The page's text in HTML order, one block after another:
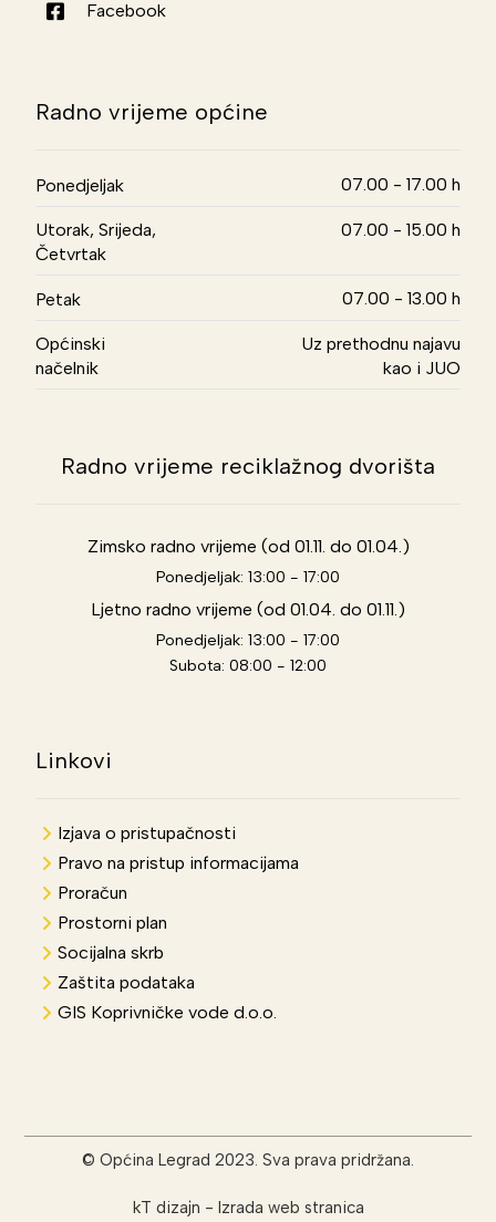
Facebook
Radno vrijeme općine
Ponedjeljak 07.00 - 17.00 h
Utorak, Srijeda,
Četvrtak
07.00 - 15.00 h
Petak 07.00 - 13.00 h
Općinski
načelnik
Uz prethodnu najavu
kao i JUO
Radno vrijeme reciklažnog dvorišta
Zimsko radno vrijeme (od 01.11. do 01.04.)
Ponedjeljak: 13:00 - 17:00
Ljetno radno vrijeme (od 01.04. do 01.11.)
Ponedjeljak: 13:00 - 17:00
Subota: 08:00 - 12:00
Linkovi
Izjava o pristupačnosti
Pravo na pristup informacijama
Proračun
Prostorni plan
Socijalna skrb
Zaštita podataka
GIS Koprivničke vode d.o.o.
© Općina Legrad 2023. Sva prava pridržana.
kT dizajn - Izrada web stranica